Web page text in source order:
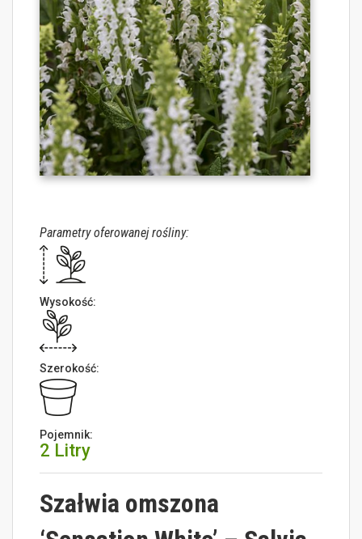
Parametry oferowanej rośliny:
Wysokość:
Szerokość:
Pojemnik:
2 Litry
Szałwia omszona